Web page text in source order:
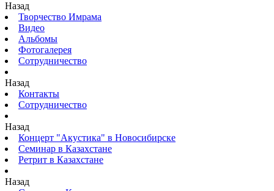
Назад
Творчество Имрама
Видео
Альбомы
Фотогалерея
Сотрудничество
Назад
Контакты
Сотрудничество
Назад
Концерт "Акустика" в Новосибирске
Семинар в Казахстане
Ретрит в Казахстане
Назад